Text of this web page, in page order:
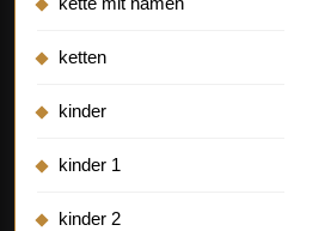
ketten
kinder
kinder 1
kinder 2